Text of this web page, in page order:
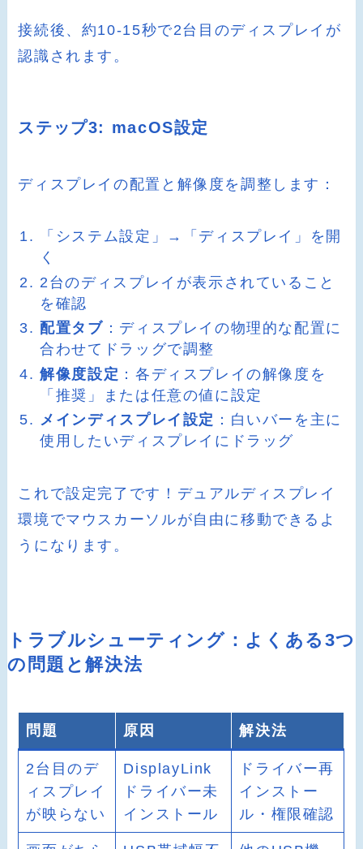
接続後、約10-15秒で2台目のディスプレイが
認識されます。
ステップ3: macOS設定
ディスプレイの配置と解像度を調整します：
「システム設定」→「ディスプレイ」を開
く
2台のディスプレイが表示されていること
を確認
配置タブ ：ディスプレイの物理的な配置に
合わせてドラッグで調整
解像度設定 ：各ディスプレイの解像度を
「推奨」または任意の値に設定
メインディスプレイ設定 ：白いバーを主に
使用したいディスプレイにドラッグ
これで設定完了です！デュアルディスプレイ
環境でマウスカーソルが自由に移動できるよ
うになります。
トラブルシューティング：よくある3つ
の問題と解決法
問題 原因 解決法
2台目のデ
ィスプレイ
が映らない
DisplayLink
ドライバー未
インストール
ドライバー再
インストー
ル・権限確認